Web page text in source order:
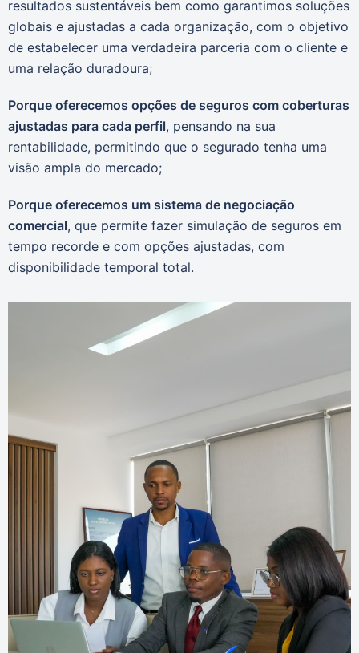
resultados sustentáveis bem como garantimos soluções
globais e ajustadas a cada organização, com o objetivo
de estabelecer uma verdadeira parceria com o cliente e
uma relação duradoura;
Porque oferecemos opções de seguros com coberturas
ajustadas para cada perfil, pensando na sua
rentabilidade, permitindo que o segurado tenha uma
visão ampla do mercado;
Porque oferecemos um sistema de negociação
comercial, que permite fazer simulação de seguros em
tempo recorde e com opções ajustadas, com
disponibilidade temporal total.